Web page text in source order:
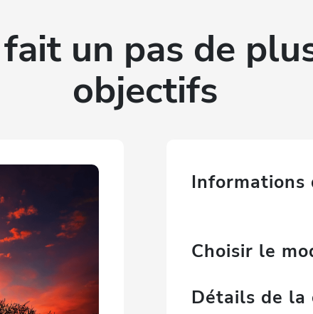
un pas de
objectifs
Informations
Choisir le
Détails de la